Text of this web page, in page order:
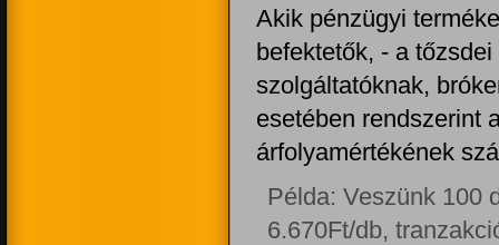
Akik pénzügyi
befektetők, - a
szolgáltatóknak,
esetében rendszerint
árfolyamértékének
Példa: Veszünk 100
6.670Ft/db,